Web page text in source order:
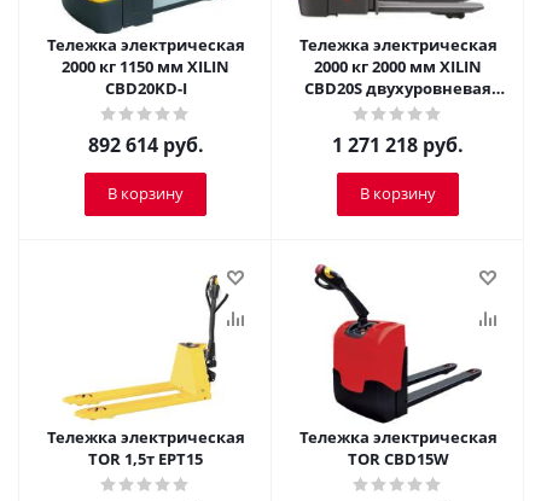
Тележка электрическая
2000 кг 1150 мм XILIN
CBD20KD-I
892 614руб.
В корзину
Тележка электрическая
2000 кг 2000 мм XILIN
CBD20S двухуровневая
сопровождаемая
1 271 218 руб.
В корзину
Тележка электрическая
TOR 1,5т EPT15
Тележка электрическая
TOR CBD15W